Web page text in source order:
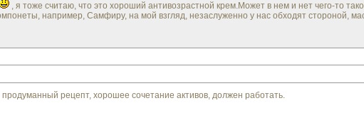
, я тоже считаю, что это хороший антивозрастной крем.Может в нем и нет чего-то
например, Самфиру, на мой взгляд, незаслуженно у нас обходят стороной,
рецепт, хорошее сочетание активов, должен работать.